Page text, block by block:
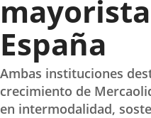
España
Ambas instituciones
crecimiento de
en intermodalidad,